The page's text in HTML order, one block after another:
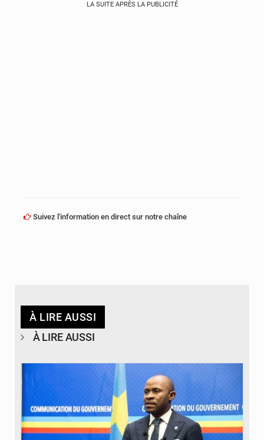
LA SUITE APRÈS LA PUBLICITÉ
Suivez l'information en direct sur notre chaîne
À LIRE AUSSI
À LIRE AUSSI